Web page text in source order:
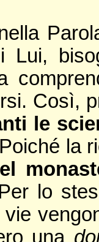
Lui,
Così,
le
la
lo
vie
una